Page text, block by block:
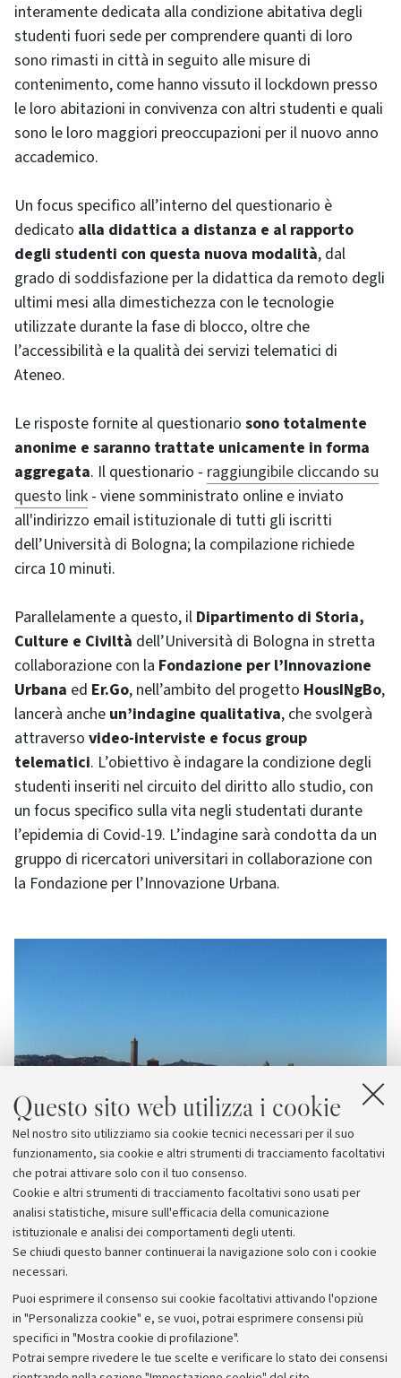
Questo sito web utilizza i cookie
Nel nostro sito utilizziamo sia cookie tecnici necessari per il suo
funzionamento, sia cookie e altri strumenti di tracciamento facoltativi
che potrai attivare solo con il tuo consenso.
Cookie e altri strumenti di tracciamento facoltativi sono usati per
analisi statistiche, misure sull'efficacia della comunicazione
istituzionale e analisi dei comportamenti degli utenti.
Se chiudi questo banner continuerai la navigazione solo con i cookie
necessari.
Puoi esprimere il consenso sui cookie facoltativi attivando l'opzione
in "Personalizza cookie" e, se vuoi, potrai esprimere consensi più
specifici in "Mostra cookie di profilazione".
Potrai sempre rivedere le tue scelte e verificare lo stato dei consensi
interamente dedicata alla condizione abitativa degli
studenti fuori sede per comprendere quanti di loro
sono rimasti in città in seguito alle misure di
contenimento, come hanno vissuto il lockdown presso
le loro abitazioni in convivenza con altri studenti e quali
sono le loro maggiori preoccupazioni per il nuovo anno
accademico.
Un focus specifico all’interno del questionario è
dedicato alla didattica a distanza e al rapporto
degli studenti con questa nuova modalità, dal
grado di soddisfazione per la didattica da remoto degli
ultimi mesi alla dimestichezza con le tecnologie
utilizzate durante la fase di blocco, oltre che
l’accessibilità e la qualità dei servizi telematici di
Ateneo.
Le risposte fornite al questionario sono totalmente
anonime e saranno trattate unicamente in forma
aggregata. Il questionario - raggiungibile cliccando su
questo link - viene somministrato online e inviato
all'indirizzo email istituzionale di tutti gli iscritti
dell’Università di Bologna; la compilazione richiede
circa 10 minuti.
Parallelamente a questo, il Dipartimento di Storia,
Culture e Civiltà dell’Università di Bologna in stretta
collaborazione con la Fondazione per l’Innovazione
Urbana ed Er.Go, nell’ambito del progetto HousINgBo,
lancerà anche un’indagine qualitativa, che svolgerà
attraverso video-interviste e focus group
telematici. L’obiettivo è indagare la condizione degli
studenti inseriti nel circuito del diritto allo studio, con
un focus specifico sulla vita negli studentati durante
l’epidemia di Covid-19. L’indagine sarà condotta da un
gruppo di ricercatori universitari in collaborazione con
la Fondazione per l’Innovazione Urbana.
Archivio
Comunicati stampa
Redazione